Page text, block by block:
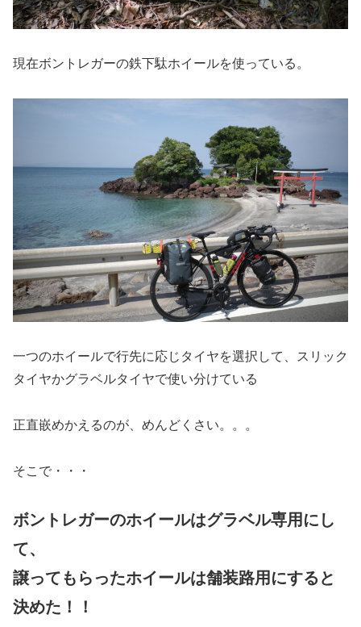
現在ボントレガーの鉄下駄ホイールを使っている。
一つのホイールで行先に応じタイヤを選択して、スリック
タイヤかグラベルタイヤで使い分けている
正直嵌めかえるのが、めんどくさい。。。
そこで・・・
ボントレガーのホイールはグラベル専用にし
て、
譲ってもらったホイールは舗装路用にすると
決めた！！